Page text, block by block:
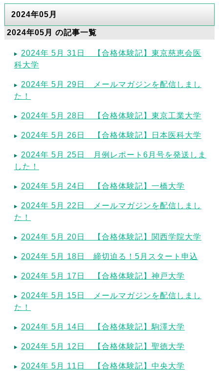
2024年05月
2024年05月 の記事一覧
2024年 5月 31日 【合格体験記】東京慈恵会医
科大学
2024年 5月 29日 メールマガジンを配信しまし
た！
2024年 5月 28日 【合格体験記】東京工業大学
2024年 5月 26日 【合格体験記】日本医科大学
2024年 5月 25日 月例レポート6月号を発送しま
した！
2024年 5月 24日 【合格体験記】一橋大学
2024年 5月 22日 メールマガジンを配信しまし
た！
2024年 5月 20日 【合格体験記】関西学院大学
2024年 5月 18日 締切迫る！5月スタート申込
2024年 5月 17日 【合格体験記】神戸大学
2024年 5月 15日 メールマガジンを配信しまし
た！
2024年 5月 14日 【合格体験記】駒澤大学
2024年 5月 12日 【合格体験記】聖徳大学
2024年 5月 11日 【合格体験記】中央大学